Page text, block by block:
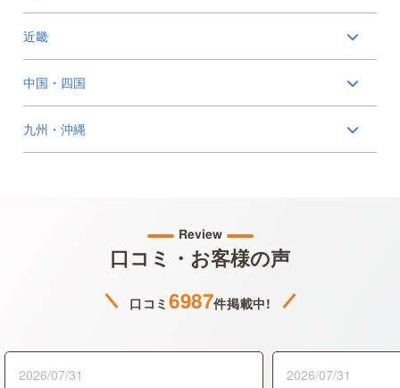
近畿
中国・四国
九州・沖縄
Review
口コミ・お客様の声
口コミ6987件掲載中!
2026/07/31 2026/07/31